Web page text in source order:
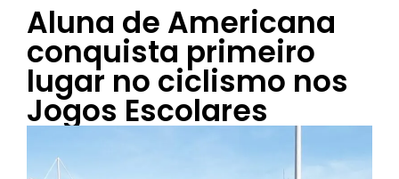
Aluna de Americana
conquista primeiro
lugar no ciclismo nos
Jogos Escolares